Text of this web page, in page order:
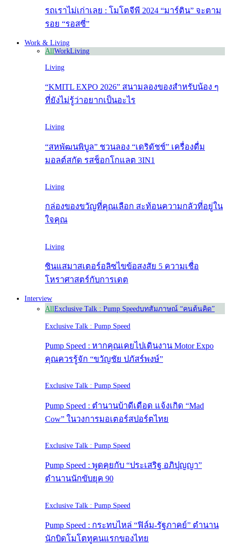
รถเราไม่เก่าเลย : โมโตจีพี 2024 “มาร์ติน” จะตาม
รอย “รอสซี่”
Work & Living
AllWorkLiving
Living
“KMITL EXPO 2026” สนามลองของสำหรับน้อง ๆ
ที่ยังไม่รู้ว่าอยากเป็นอะไร
Living
“สหพัฒนพิบูล” ชวนลอง “เดริดัชช์” เครื่องดื่ม
มอลต์สกัด รสช็อกโกแลต 3IN1
Living
กล่องของขวัญที่คุณเลือก สะท้อนความกลัวที่อยู่ใน
ใจคุณ
Living
ซินแสมาสเตอร์อลิซไขข้อสงสัย 5 ความเชื่อ
โหราศาสตร์กับการเดต
Interview
AllExclusive Talk : Pump Speedบทสัมภาษณ์ “คนต้นคิด”
Exclusive Talk : Pump Speed
Pump Speed : หากคุณเคยไปเดินงาน Motor Expo
คุณควรรู้จัก “ขวัญชัย ปภัสร์พงษ์”
Exclusive Talk : Pump Speed
Pump Speed : ตำนานบ้าดีเดือด แจ้งเกิด “Mad
Cow” ในวงการมอเตอร์สปอร์ตไทย
Exclusive Talk : Pump Speed
Pump Speed : พูดคุยกับ “ประเสริฐ อภิปุญญา”
ตำนานนักขับยุค 90
Exclusive Talk : Pump Speed
Pump Speed : กระทบไหล่ “ฟิล์ม-รัฐภาคย์” ตำนาน
นักบิดโมโตทูคนแรกของไทย